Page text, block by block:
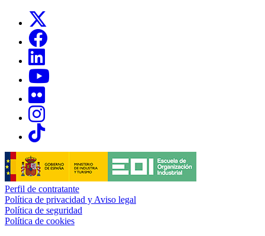
Links, Opens in this window
Links, Opens in this window
Links, Opens in this window
Links, Opens in this window
Links, Opens in this window
Perfil de contratante
Política de privacidad y Aviso legal
Política de seguridad
Política de cookies